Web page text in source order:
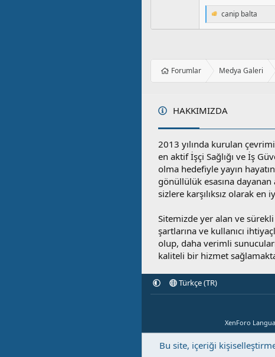
T
e
r
canip balta
Forumlar Medya Galeri
HAKKIMIZDA
2013 yılında kurulan
en aktif İşçi Sağlığı ve İş
olma hedefiyle yayın
gönüllülük esasına
sizlere karşılıksız olarak en
Sitemizde yer alan ve
şartlarına ve kullanıcı
olup, daha verimli
kaliteli bir hizmet
Türkçe (TR)
XenForo
Bu site, içeriği